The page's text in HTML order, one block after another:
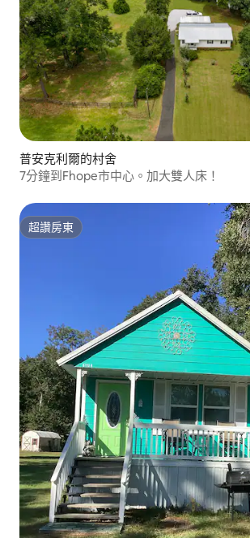
普安克利爾的村舍
7分鐘到Fhope市中心。加大雙人床！
超讚房東
超讚房東